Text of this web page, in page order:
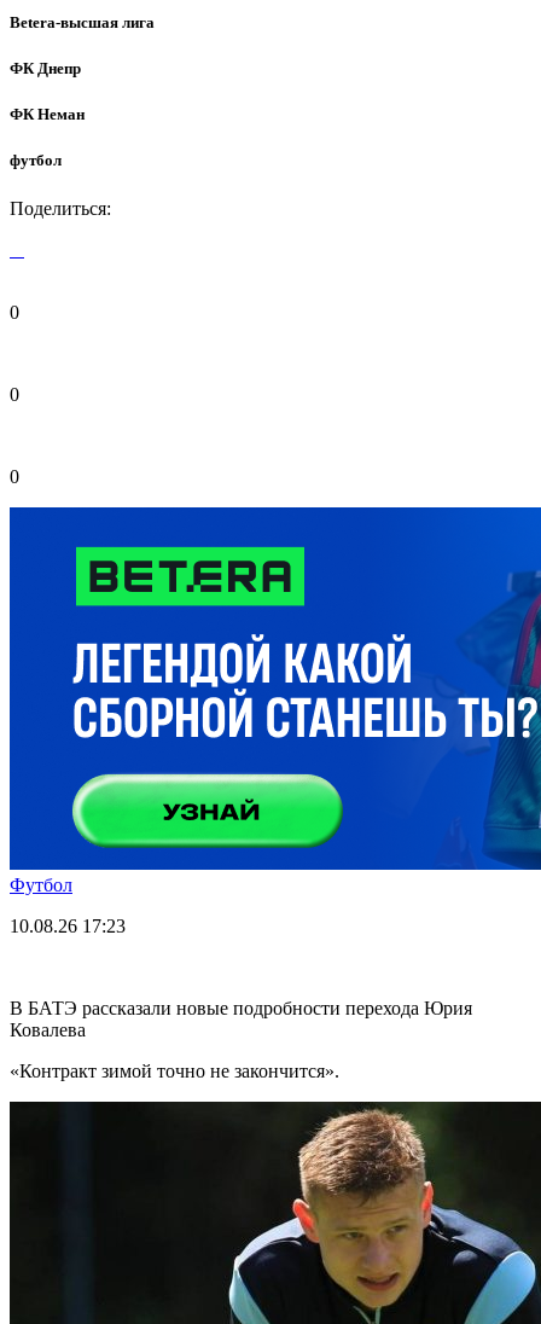
Betera-высшая лига
ФК Днепр
ФК Неман
футбол
Поделиться:
0
0
0
Футбол
10.08.26 17:23
В БАТЭ рассказали новые подробности перехода Юрия
Ковалева
«Контракт зимой точно не закончится».